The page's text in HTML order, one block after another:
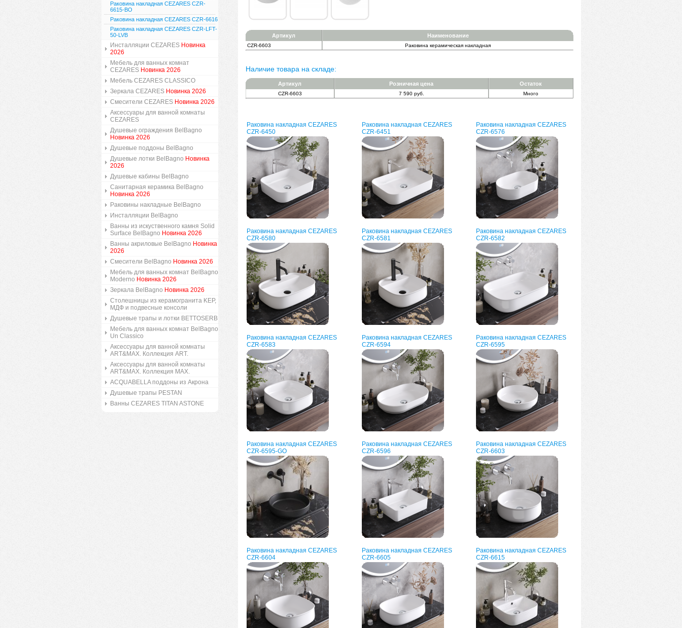
Раковина накладная CEZARES CZR-
6615-BO
Раковина накладная CEZARES CZR-6616
Раковина накладная CEZARES CZR-LFT-
50-LVB
Инсталляции CEZARES Новинка
2026
Мебель для ванных комнат
CEZARES Новинка 2026
Мебель CEZARES CLASSICO
Зеркала CEZARES Новинка 2026
Смесители CEZARES Новинка 2026
Аксессуары для ванной комнаты
CEZARES
Душевые ограждения BelBagno
Новинка 2026
Душевые поддоны BelBagno
Душевые лотки BelBagno Новинка
2026
Душевые кабины BelBagno
Санитарная керамика BelBagno
Новинка 2026
Раковины накладные BelBagno
Инсталляции BelBagno
Ванны из искуственного камня Solid
Surface BelBagno Новинка 2026
Ванны акриловые BelBagno Новинка
2026
Смесители BelBagno Новинка 2026
Мебель для ванных комнат BelBagno
Moderno Новинка 2026
Зеркала BelBagno Новинка 2026
Столешницы из керамогранита KEP,
МДФ и подвесные консоли
Душевые трапы и лотки BETTOSERB
Мебель для ванных комнат BelBagno
Un Classico
Аксессуары для ванной комнаты
ART&MAX. Коллекция ART.
Аксессуары для ванной комнаты
ART&MAX. Коллекция MAX.
ACQUABELLA поддоны из Акрона
Душевые трапы PESTAN
Ванны CEZARES TITAN ASTONE
Артикул Наименование
CZR-6603 Раковина керамическая накладная
Наличие товара на складе:
Артикул Розничная цена Остаток
CZR-6603 7 590 руб. Много
Раковина накладная CEZARES
CZR-6450
Раковина накладная CEZARES
CZR-6451
Раковина накладная CEZARES
CZR-6576
Раковина накладная CEZARES
CZR-6580
Раковина накладная CEZARES
CZR-6581
Раковина накладная CEZARES
CZR-6582
Раковина накладная CEZARES
CZR-6583
Раковина накладная CEZARES
CZR-6594
Раковина накладная CEZARES
CZR-6595
Раковина накладная CEZARES
CZR-6595-GO
Раковина накладная CEZARES
CZR-6596
Раковина накладная CEZARES
CZR-6603
Раковина накладная CEZARES
CZR-6604
Раковина накладная CEZARES
CZR-6605
Раковина накладная CEZARES
CZR-6615